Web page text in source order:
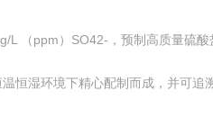
（ppm）SO42-，预制高质量硫酸
恒湿环境下精心配制而成，并可追